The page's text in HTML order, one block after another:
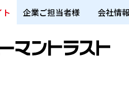
企業ご担当者様 会社情